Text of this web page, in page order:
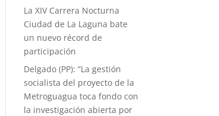
La XIV Carrera Nocturna
Ciudad de La Laguna bate
un nuevo récord de
participación
Delgado (PP): “La gestión
socialista del proyecto de la
Metroguagua toca fondo con
la investigación abierta por